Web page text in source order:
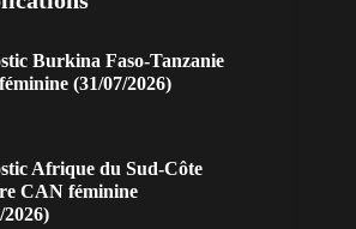
Burkina Faso-Tanzanie
(31/07/2026)
Afrique du Sud-Côte
CAN féminine
2026)